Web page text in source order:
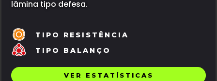
lâmina tipo defesa.
TIPO RESISTÊNCIA
TIPO BALANÇO
VER ESTATÍSTICAS